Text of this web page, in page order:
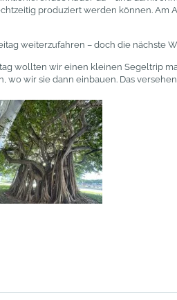
produziert werden können. Am
weiterzufahren – doch die nächste
wollten wir einen kleinen Segeltrip
wo wir sie dann einbauen. Das